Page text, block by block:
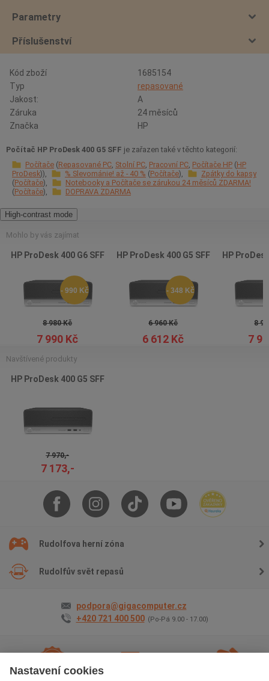
Nastavení cookies
Parametry
Příslušenství
Kód zboží
1685154
Typ
repasované
Jakost:
A
Záruka
24 měsíců
Značka
HP
Počítač HP ProDesk 400 G5 SFF je zařazen také v těchto kategorií:
Počítače Repasované PC Stolní PC Pracovní PC Počítače HP HP
ProDesk
% Slevománie! až - 40 % Počítače
Zpátky do kapsy
Počítače
Notebooky a Počítače se zárukou 24 měsíců ZDARMA!
Počítače
DOPRAVA ZDARMA
High-contrast mode
Mohlo by vás zajímat
HP ProDesk 400 G6 SFF
- 990 Kč
8 980 Kč
7 990 Kč
HP ProDesk 400 G5 SFF
- 348 Kč
6 960 Kč
6 612 Kč
HP
8
7
Navštívené produkty
HP ProDesk 400 G5 SFF
7 970,-
7 173,-
Rudolfova herní zóna
Rudolfův svět repasů
podpora@gigacomputer.cz
+420 721 400 500 (Po-Pá 9.00 - 17.00)